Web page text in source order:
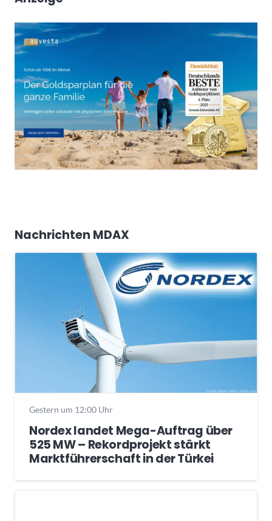
Nachrichten MDAX
Gestern um 12:00 Uhr
Nordex landet Mega-Auftrag über
525 MW – Rekordprojekt stärkt
Marktführerschaft in der Türkei